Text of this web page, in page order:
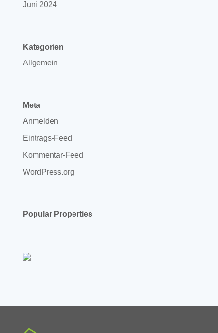
Juni 2024
Kategorien
Allgemein
Meta
Anmelden
Eintrags-Feed
Kommentar-Feed
WordPress.org
Popular Properties